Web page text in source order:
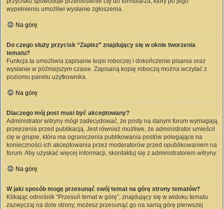
wypełnieniu umożliwi wysłanie zgłoszenia.
Na górę
Do czego służy przycisk “Zapisz” znajdujący się w oknie tworzenia
tematu?
Funkcja ta umożliwia zapisanie kopii roboczej i dokończenie pisania oraz
wysłanie w późniejszym czasie. Zapisaną kopię roboczą można wczytać z
poziomu panelu użytkownika.
Na górę
Dlaczego mój post musi być akceptowany?
Administrator witryny mógł zadecydować, że posty na danym forum wymagają
przejrzenia przed publikacją. Jest również możliwe, że administrator umieścił
cię w grupie, która ma ograniczenia publikowania postów polegające na
konieczności ich akceptowania przez moderatorów przed opublikowaniem na
forum. Aby uzyskać więcej informacji, skontaktuj się z administratorem witryny.
Na górę
W jaki sposób mogę przesunąć swój temat na górę strony tematów?
Klikając odnośnik “Przesuń temat w górę”, znajdujący się w widoku tematu
zazwyczaj na dole strony, możesz przesunąć go na samą górę pierwszej